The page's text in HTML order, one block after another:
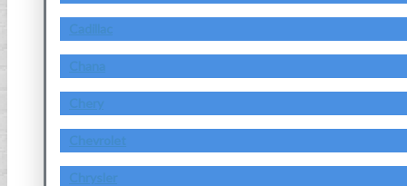
Cadillac
Chana
Chery
Chevrolet
Chrysler